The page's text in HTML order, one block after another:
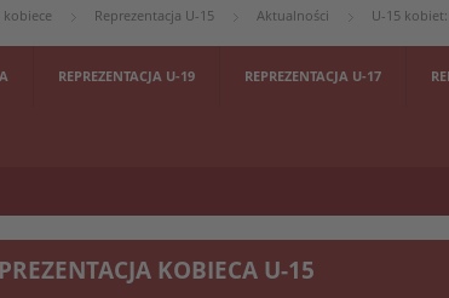
kobiece Reprezentacja U-15 Aktualności U-15
REPREZENTACJA U-19 REPREZENTACJA U-17
KOBIECA U-15